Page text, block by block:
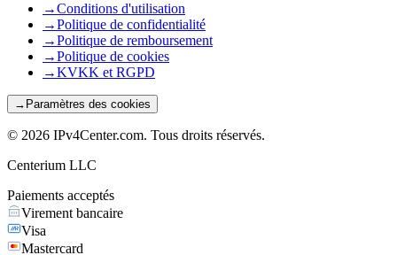
→Conditions d'utilisation
→Politique de confidentialité
→Politique de remboursement
→Politique de cookies
→KVKK et RGPD
→ Paramètres des cookies
© 2026 IPv4Center.com. Tous droits réservés.
Centerium LLC
Paiements acceptés
Virement bancaire
Visa
Mastercard